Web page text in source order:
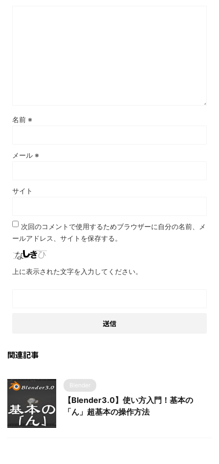
名前 ※
メール ※
サイト
次回のコメントで使用するためブラウザーに自分の名前、メ
ールアドレス、サイトを保存する。
上に表示された文字を入力してください。
関連記事
Blender
【Blender3.0】使い方入門！基本の
「ん」超基本の操作方法